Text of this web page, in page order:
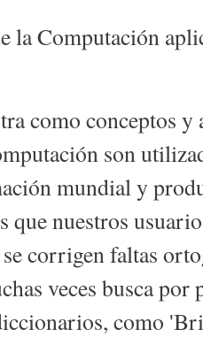
la Computación
como conceptos
son
mundial y
que nuestros
corrigen faltas
veces busca por
como